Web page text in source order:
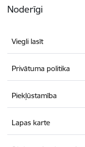
Noderīgi
Viegli lasīt
Privātuma politika
Piekļūstamība
Lapas karte